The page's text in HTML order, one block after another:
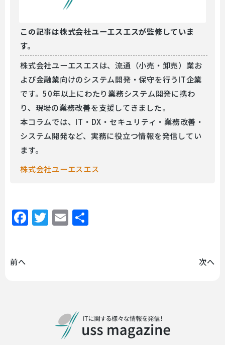
この記事は株式会社ユーエスエスが監修していま
す。
株式会社ユーエスエスは、流通（小売・卸売）業お
よび金融業向けのシステム開発・保守を行うIT企業
です。50年以上にわたり業務システム開発に携わ
り、現場の業務改善を支援してきました。
本コラムでは、IT・DX・セキュリティ・業務改善・
システム開発など、実務に役立つ情報を発信してい
ます。
株式会社ユーエスエス
Facebook
Twitter
Email
前へ 次へ